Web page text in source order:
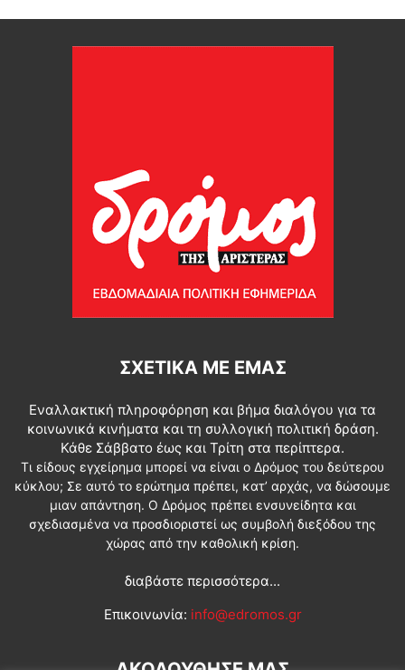
ΣΧΕΤΙΚΆ ΜΕ ΕΜΆΣ
Εναλλακτική πληροφόρηση και βήμα διαλόγου για τα
κοινωνικά κινήματα και τη συλλογική πολιτική δράση.
Κάθε Σάββατο έως και Τρίτη στα περίπτερα.
Τι είδους εγχείρημα μπορεί να είναι ο Δρόμος του δεύτερου
κύκλου; Σε αυτό το ερώτημα πρέπει, κατ’ αρχάς, να δώσουμε
μιαν απάντηση. Ο Δρόμος πρέπει ενσυνείδητα και
σχεδιασμένα να προσδιοριστεί ως συμβολή διεξόδου της
χώρας από την καθολική κρίση.
διαβάστε περισσότερα...
Επικοινωνία: info@edromos.gr